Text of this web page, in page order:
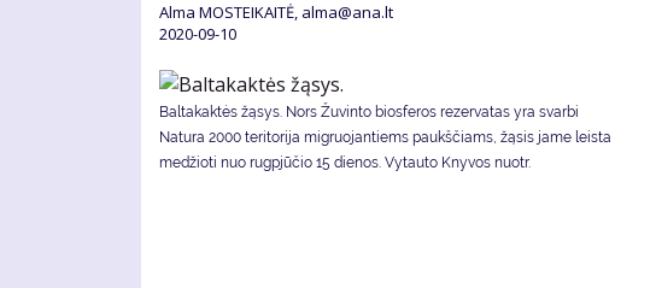
Alma MOSTEIKAITĖ, alma@ana.lt
2020-09-10
Baltakaktės žąsys. Nors Žuvinto biosferos rezervatas yra svarbi
Natura 2000 teritorija migruojantiems paukščiams, žąsis jame leista
medžioti nuo rugpjūčio 15 dienos. Vytauto Knyvos nuotr.